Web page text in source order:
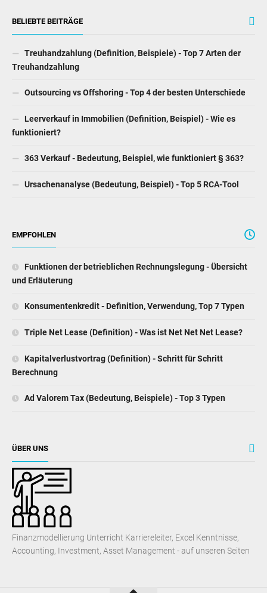
BELIEBTE BEITRÄGE
Treuhandzahlung (Definition, Beispiele) - Top 7 Arten der
Treuhandzahlung
Outsourcing vs Offshoring - Top 4 der besten Unterschiede
Leerverkauf in Immobilien (Definition, Beispiel) - Wie es
funktioniert?
363 Verkauf - Bedeutung, Beispiel, wie funktioniert § 363?
Ursachenanalyse (Bedeutung, Beispiel) - Top 5 RCA-Tool
EMPFOHLEN
Funktionen der betrieblichen Rechnungslegung - Übersicht
und Erläuterung
Konsumentenkredit - Definition, Verwendung, Top 7 Typen
Triple Net Lease (Definition) - Was ist Net Net Net Lease?
Kapitalverlustvortrag (Definition) - Schritt für Schritt
Berechnung
Ad Valorem Tax (Bedeutung, Beispiele) - Top 3 Typen
ÜBER UNS
Finanzmodellierung Unterricht Karriereleiter, Excel Kenntnisse,
Accounting, Investment, Asset Management - auf unseren Seiten